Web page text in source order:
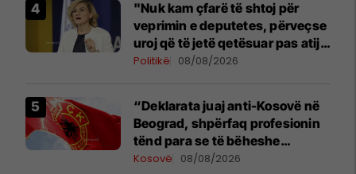
"Nuk kam çfarë të shtoj për
veprimin e deputetes, përveçse
uroj që të jetë qetësuar pas atij
momenti", reagon Kusari-Lila
Politikë 08/08/2026
“Deklarata juaj anti-Kosovë në
Beograd, shpërfaq profesionin
tënd para se të bëheshe
president”, OVL e UÇK-së i
Kosovë 08/08/2026